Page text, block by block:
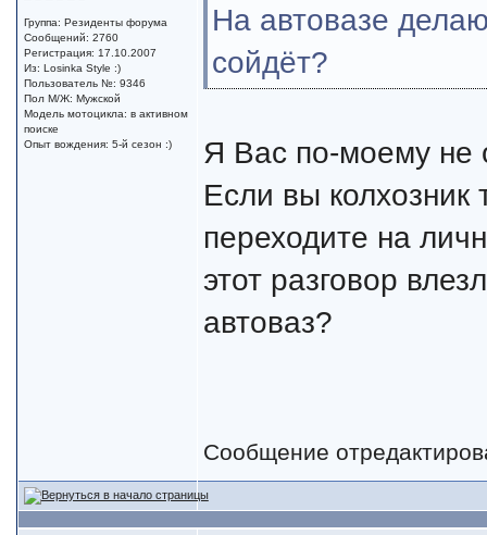
Группа: Резиденты форума
Сообщений: 2760
Регистрация: 17.10.2007
Из: Losinka Style :)
Пользователь №: 9346
Пол М/Ж: Мужской
Модель мотоцикла: в активном
поиске
Опыт вождения: 5-й сезон :)
На автовазе
сойдёт?
Я Вас по-моему не
Если вы
переходите на
этот разговор
автоваз?
Сообщение